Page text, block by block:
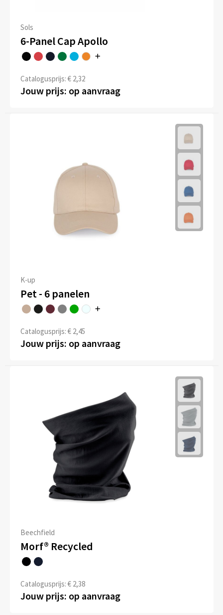
Sols
6-Panel Cap Apollo
Catalogusprijs: € 2,32
Jouw prijs: op aanvraag
K-up
Pet - 6 panelen
Catalogusprijs: € 2,45
Jouw prijs: op aanvraag
Beechfield
Morf® Recycled
Catalogusprijs: € 2,38
Jouw prijs: op aanvraag